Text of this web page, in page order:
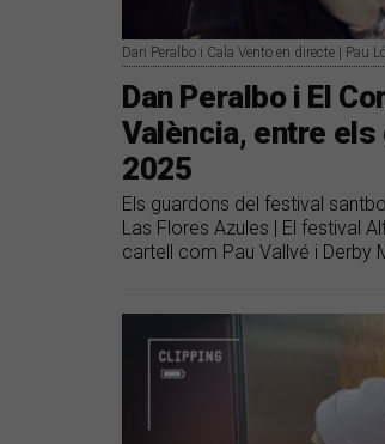
Dan Peralbo i Cala Vento en directe | Pau
Dan Peralbo i El
València, entre
2025
Els guardons del festival
Las Flores Azules | El festival
cartell com Pau Vallvé i Derby